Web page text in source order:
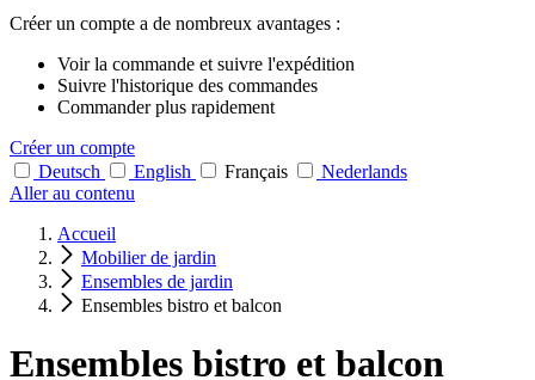
Créer un compte a de nombreux avantages :
Voir la commande et suivre l'expédition
Suivre l'historique des commandes
Commander plus rapidement
Créer un compte
Deutsch
English Français
Nederlands
Aller au contenu
Accueil
Mobilier de jardin
Ensembles de jardin
Ensembles bistro et balcon
Ensembles bistro et balcon